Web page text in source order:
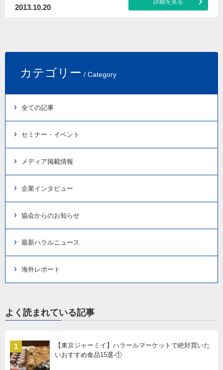
2013.10.20
詳細を見る
カテゴリー / Category
全ての記事
セミナー・イベント
メディア掲載情報
企業インタビュー
協会からのお知らせ
最新ハラルニュース
海外レポート
よく読まれている記事
1
【東京ジャーミイ】ハラールマーケットで絶対買いた
いおすすめ食品15選-①